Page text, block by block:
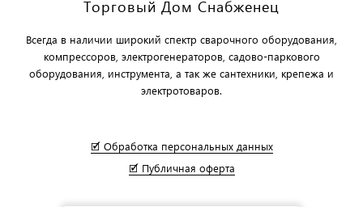
Торговый Дом Снабженец
Всегда в наличии широкий спектр сварочного оборудования,
компрессоров, электрогенераторов, садово-паркового
оборудования, инструмента, а так же сантехники, крепежа и
электротоваров.
🗹 Обработка персональных данных
🗹 Публичная оферта